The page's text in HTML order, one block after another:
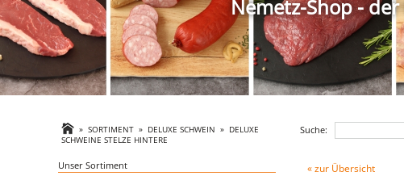
Nemetz-Shop -
»SORTIMENT » DELUXE SCHWEIN » DELUXE
SCHWEINE STELZE HINTERE
Suche:
Unser Sortiment « zur Übersicht